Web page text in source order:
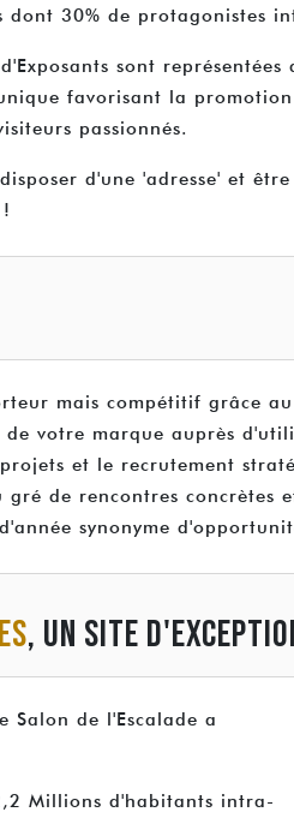
dont 30% de protagonistes
sont
favorisant la
passionnés.
d'une 'adresse' et
mais compétitif grâce
votre marque auprès
et le recrutement
de rencontres concrètes
synonyme
, UN SITE
Salon de l'Escalade a
Millions d'habitants intra-